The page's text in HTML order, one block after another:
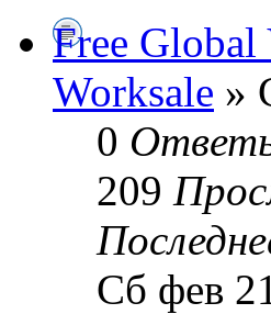
Free Global
Worksale »
0
209
Сб фев